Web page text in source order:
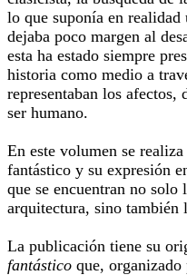
lo que suponía en
dejaba poco margen al
esta ha estado siempre
historia como medio a
representaban los afectos,
ser humano.
En este volumen se
fantástico y su expresión
que se encuentran no
arquitectura, sino
La publicación tiene su
fantástico que,